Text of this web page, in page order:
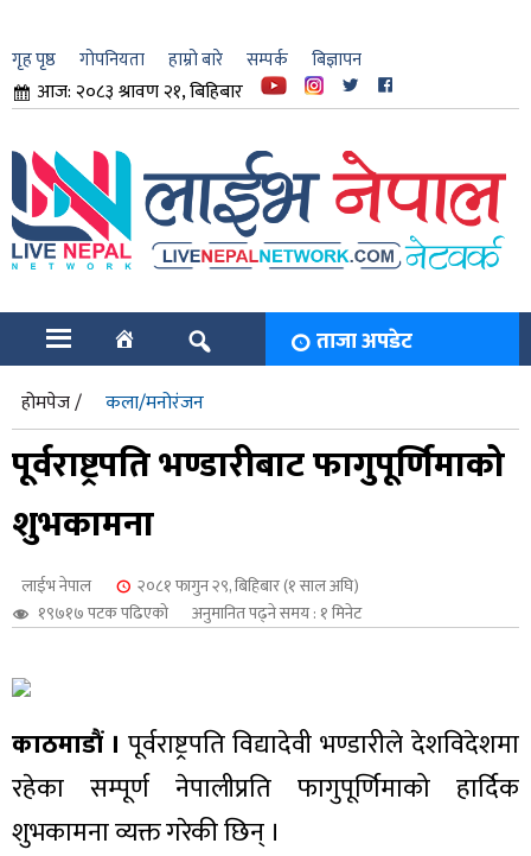
गृह पृष्ठ गोपनियता हाम्रो बारे सम्पर्क बिज्ञापन
आज: २०८३ श्रावण २१, बिहिबार
ताजा अपडेट
होमपेज / कला/मनोरंजन
पूर्वराष्ट्रपति भण्डारीबाट फागुपूर्णिमाको
शुभकामना
लाईभ नेपाल
२०८१ फागुन २९, बिहिबार (१ साल अघि)
१९७१७ पटक पढिएको
अनुमानित पढ्ने समय : १ मिनेट
काठमाडौं । पूर्वराष्ट्रपति विद्यादेवी भण्डारीले देशविदेशमा
रहेका सम्पूर्ण नेपालीप्रति फागुपूर्णिमाको हार्दिक
शुभकामना व्यक्त गरेकी छिन् ।